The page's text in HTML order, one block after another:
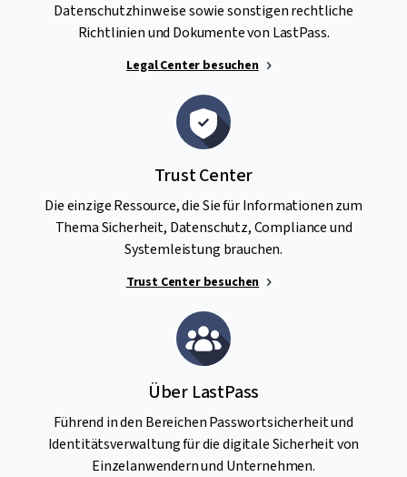
Datenschutzhinweise sowie sonstigen rechtliche
Richtlinien und Dokumente von LastPass.
Legal Center besuchen
Trust Center
Die einzige Ressource, die Sie für Informationen zum
Thema Sicherheit, Datenschutz, Compliance und
Systemleistung brauchen.
Trust Center besuchen
Über LastPass
Führend in den Bereichen Passwortsicherheit und
Identitätsverwaltung für die digitale Sicherheit von
Einzelanwendern und Unternehmen.